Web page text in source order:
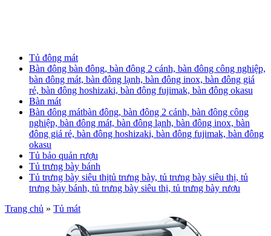
Tủ đông mát
Bàn đông bàn đông, bàn đông 2 cánh, bàn đông công nghiệp,
bàn đông mát, bàn đông lạnh, bàn đông inox, bàn đông giá
rẻ, bàn đông hoshizaki, bàn đông fujimak, bàn đông okasu
Bàn mát
Bàn đông mátbàn đông, bàn đông 2 cánh, bàn đông công
nghiệp, bàn đông mát, bàn đông lạnh, bàn đông inox, bàn
đông giá rẻ, bàn đông hoshizaki, bàn đông fujimak, bàn đông
okasu
Tủ bảo quản rượu
Tủ trưng bày bánh
Tủ trưng bày siêu thịtủ trưng bày, tủ trưng bày siêu thị, tủ
trưng bày bánh, tủ trưng bày siêu thị, tủ trưng bày rượu
Trang chủ » Tủ mát